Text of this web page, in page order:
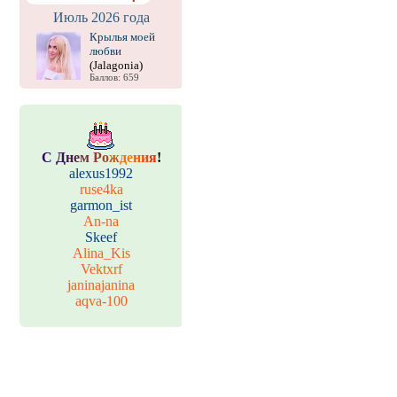
Июль 2026 года
Крылья моей
любви
(Jalagonia)
Баллов: 659
С Днем Рождения!
alexus1992
ruse4ka
garmon_ist
An-na
Skeef
Alina_Kis
Vektxrf
janinajanina
aqva-100